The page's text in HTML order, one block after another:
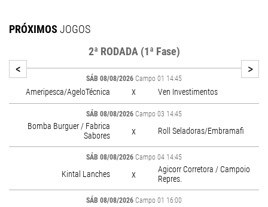
PRÓXIMOS JOGOS
< >
2ª RODADA (1ª Fase)
SÁB 08/08/2026 Campo 01 14:45
Ameripesca/AgeloTécnica x Ven Investimentos
SÁB 08/08/2026 Campo 03 14:45
Bomba Burguer / Fabrica
Sabores
x Roll Seladoras/Embramafi
SÁB 08/08/2026 Campo 04 14:45
Kintal Lanches x
Agicorr Corretora / Campoio
Repres.
SÁB 08/08/2026 Campo 01 16:00